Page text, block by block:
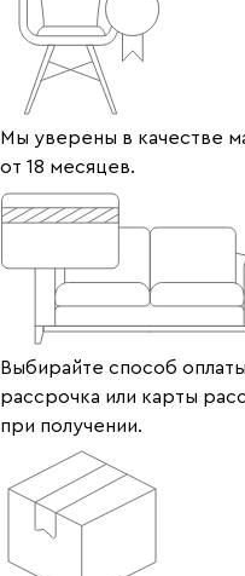
Мы уверены в качестве
от 18 месяцев.
Выбирайте способ
рассрочка или карты
при получении.